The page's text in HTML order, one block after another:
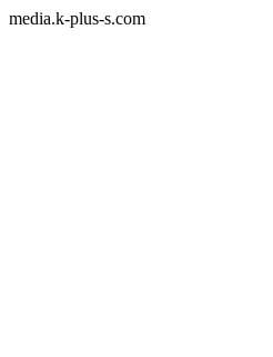
media.k-plus-s.com